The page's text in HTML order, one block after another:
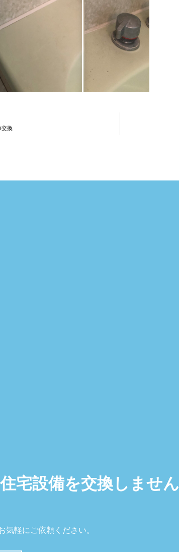
交換
宅設備を交換しません
気軽にご依頼ください。